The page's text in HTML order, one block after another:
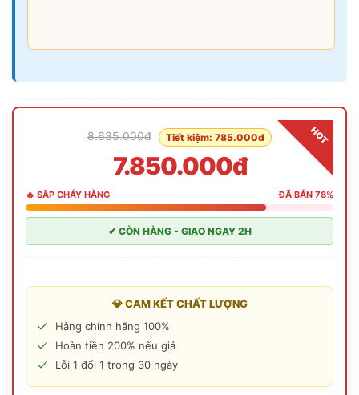
HOT
8.635.000đ Tiết kiệm: 785.000đ
7.850.000đ
🔥 SẮP CHÁY HÀNG ĐÃ BÁN 78%
✔ CÒN HÀNG - GIAO NGAY 2H
💎 CAM KẾT CHẤT LƯỢNG
Hàng chính hãng 100%
Hoàn tiền 200% nếu giả
Lỗi 1 đổi 1 trong 30 ngày